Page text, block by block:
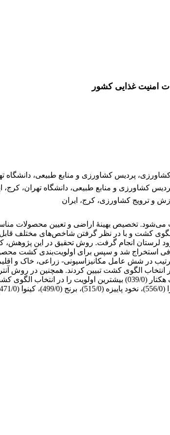
امنیت غذایی کشور
پردیس کشاورزی و منابع طبیعی، دانشگاه
کشاورزی و منابع طبیعی، دانشگاه تهران، کرج،
و ترویج کشاورزی، کرج، ایران
می‌شود. تخصیص بهینۀ اراضی و تعیین محصولات
کشت و با در نظر گرفتن شاخص‌های مختلف
لرستان انجام گرفت. روش تحقیق در این پژوهش،
استخراج شد و سپس برای اولویت‌بندی کشت
در شش عامل مکانیزاسیونی- زراعی، خاک و
از واریانس متغیرهای مؤثر را در انتخاب الگوی کشت تبیین
(236/0)، نیاز آبی محصول (233/0)، سود محصول (098/0) و واحد بهره‌برداری